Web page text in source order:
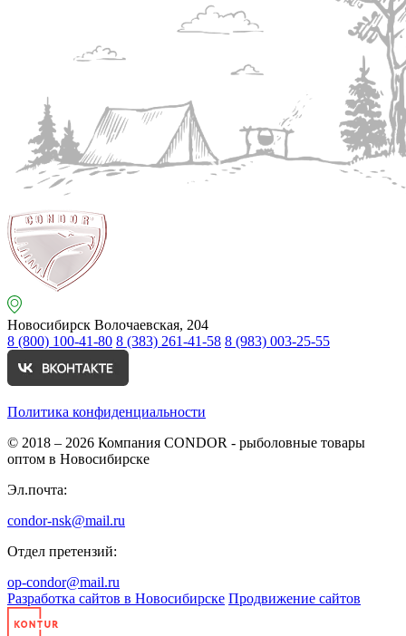
Новосибирск Волочаевская, 204
8 (800) 100-41-80 8 (383) 261-41-58 8 (983) 003-25-55
Политика конфиденциальности
© 2018 – 2026 Компания CONDOR - рыболовные товары
оптом в Новосибирске
Эл.почта:
condor-nsk@mail.ru
Отдел претензий:
op-condor@mail.ru
Разработка сайтов в Новосибирске Продвижение сайтов